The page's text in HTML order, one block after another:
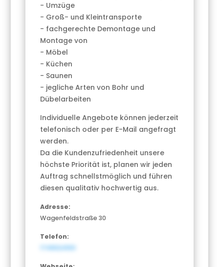
- Umzüge
- Groß- und Kleintransporte
- fachgerechte Demontage und
Montage von
- Möbel
- Küchen
- Saunen
- jegliche Arten von Bohr und
Dübelarbeiten
Individuelle Angebote können jederzeit
telefonisch oder per E-Mail angefragt
werden.
Da die Kundenzufriedenheit unsere
höchste Priorität ist, planen wir jeden
Auftrag schnellstmöglich und führen
diesen qualitativ hochwertig aus.
Adresse:
Wagenfeldstraße 30
Telefon:
1749024100